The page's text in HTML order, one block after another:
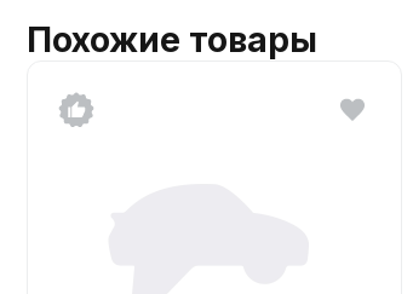
Похожие товары